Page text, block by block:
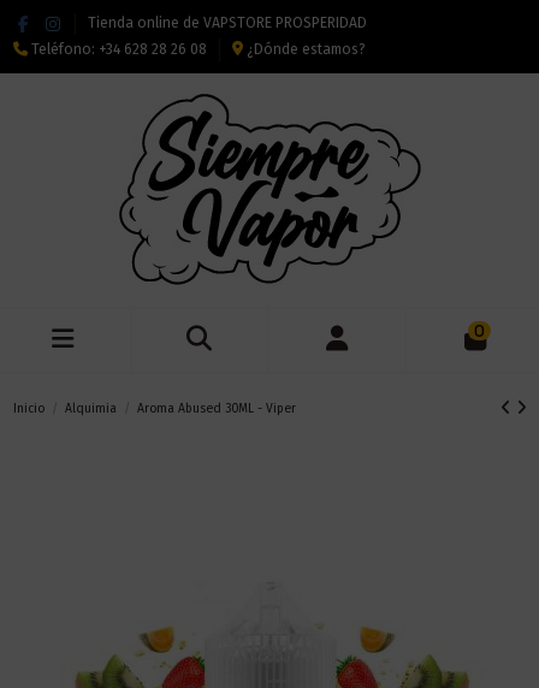
Tienda online de VAPSTORE PROSPERIDAD
Teléfono: +34 628 28 26 08 ¿Dónde estamos?
0
Inicio Alquimia Aroma Abused 30ML - Viper